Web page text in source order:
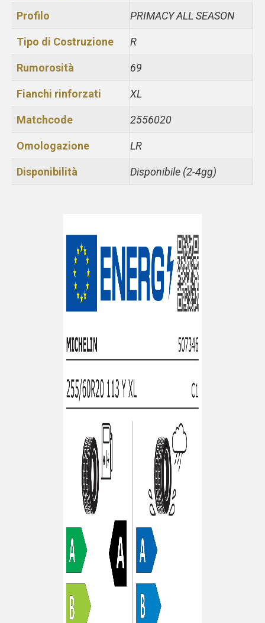
Profilo PRIMACY ALL SEASON
Tipo di Costruzione R
Rumorosità 69
Fianchi rinforzati XL
Matchcode 2556020
Omologazione LR
Disponibilità Disponibile (2-4gg)